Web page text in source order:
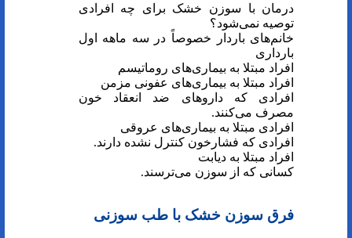
درمان با سوزن خشک برای چه افرادی
توصیه نمی‌شود؟
خانم‌های باردار خصوصاً در سه ماهه اول
بارداری
افراد مبتلا به بیماری‌های روماتیسم
افراد مبتلا به بیماری‌های عفونی مزمن
افرادی که دارو‌های ضد انعقاد خون
مصرف می‌کنند.
افرادی مبتلا به بیماری‌های عروقی
افرادی که فشارخون کنترل نشده دارند.
افراد مبتلا به دیابت
کسانی که از سوزن می‌ترسند.
فرق سوزن خشک با طب سوزنی